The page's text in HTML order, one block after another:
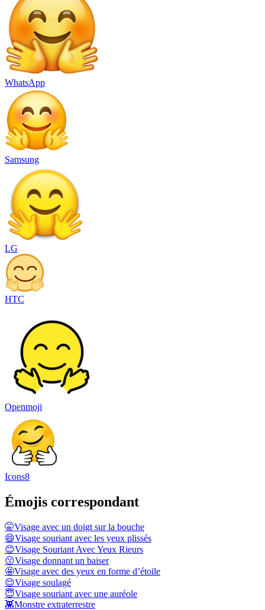
WhatsApp
Samsung
LG
HTC
Openmoji
Icons8
Émojis correspondant
🤫Visage avec un doigt sur la bouche
😄Visage souriant avec les yeux plissés
😊Visage Souriant Avec Yeux Rieurs
😗Visage donnant un baiser
🤩Visage avec des yeux en forme d’étoile
😌Visage soulagé
😇Visage souriant avec une auréole
👾Monstre extraterrestre